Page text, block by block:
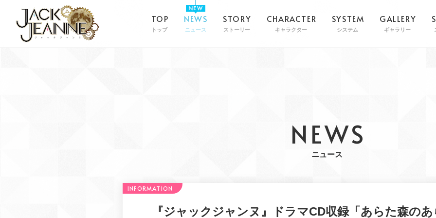
TOP
トップ
NEWS
ニュース
STORY
ストーリー
CHARACTER
キャラクター
SYSTEM
システム
GALLERY
ギャラリー
NEWS
ニュース
『ジャックジャンヌ』ドラマCD収録「あらた森の